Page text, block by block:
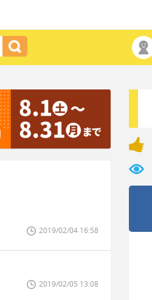
2019/02/04 16:58
2019/02/05 13:08